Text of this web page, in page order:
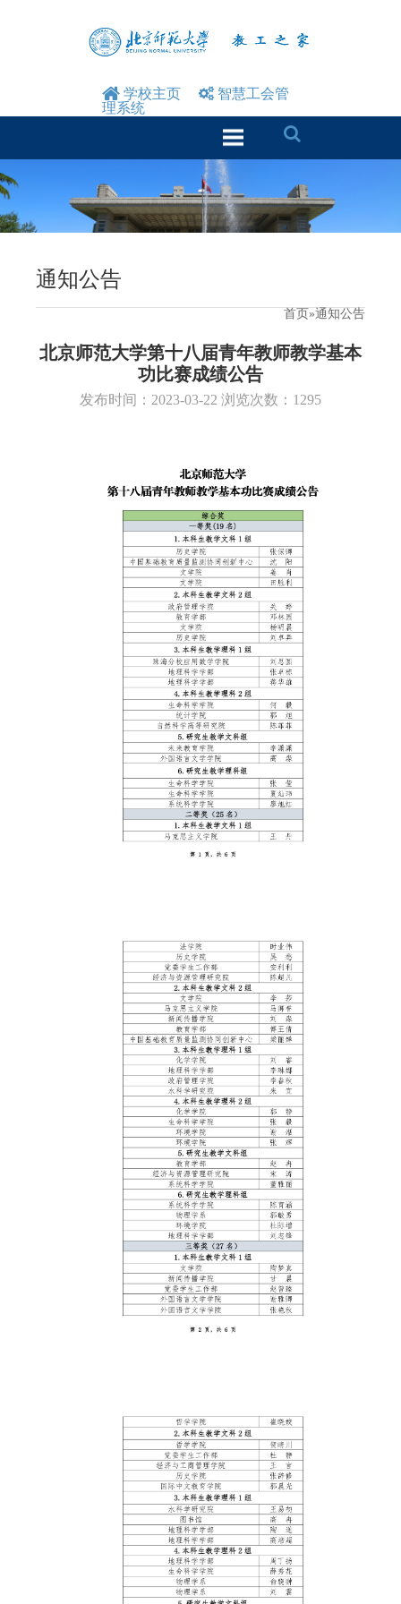
学校主页
智慧工会管
理系统
通知公告
首页»通知公告
北京师范大学第十八届青年教师教学基本
功比赛成绩公告
发布时间：2023-03-22 浏览次数： 1295